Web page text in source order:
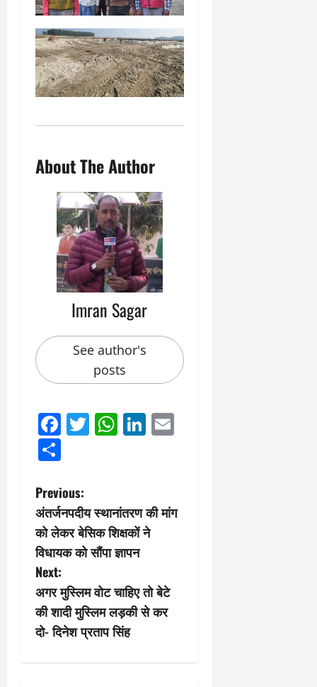
About The Author
Imran Sagar
See author's
posts
Facebook
Twitter
WhatsApp
LinkedIn
P
o
s
t
n
a
Previous:
अंतर्जनपदीय स्थानांतरण की मांग
को लेकर बेसिक शिक्षकों ने
विधायक को सौंपा ज्ञापन
Next:
अगर मुस्लिम वोट चाहिए तो बेटे
की शादी मुस्लिम लड़की से कर
दो- दिनेश प्रताप सिंह